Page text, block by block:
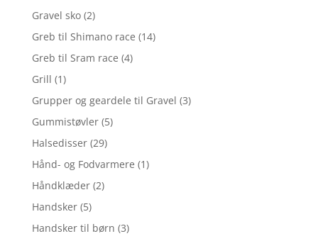
Gravel sko (2)
Greb til Shimano race (14)
Greb til Sram race (4)
Grill (1)
Grupper og geardele til Gravel (3)
Gummistøvler (5)
Halsedisser (29)
Hånd- og Fodvarmere (1)
Håndklæder (2)
Handsker (5)
Handsker til børn (3)